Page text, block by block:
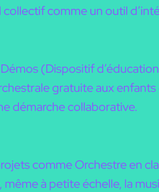
collectif comme un outil
(Dispositif
gratuite aux
démarche collaborative.
comme Orchestre en
à petite échelle, la